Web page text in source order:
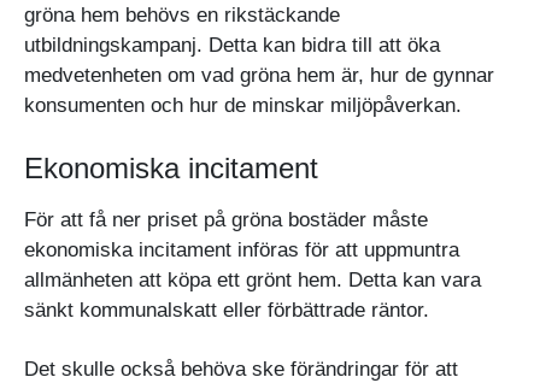
gröna hem behövs en rikstäckande
utbildningskampanj. Detta kan bidra till att öka
medvetenheten om vad gröna hem är, hur de gynnar
konsumenten och hur de minskar miljöpåverkan.
Ekonomiska incitament
För att få ner priset på gröna bostäder måste
ekonomiska incitament införas för att uppmuntra
allmänheten att köpa ett grönt hem. Detta kan vara
sänkt kommunalskatt eller förbättrade räntor.
Det skulle också behöva ske förändringar för att